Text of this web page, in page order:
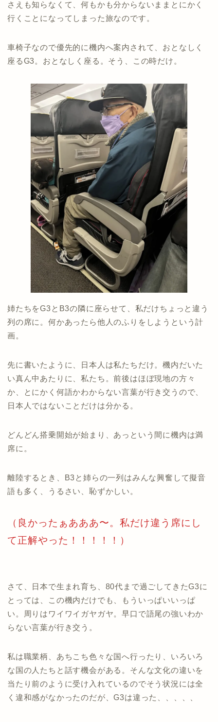
さえも知らなくて、何もかも分からないままとにかく
行くことになってしまった旅なのです。
車椅子なので優先的に機内へ案内されて、おとなしく
座るG3。おとなしく座る。そう、この時だけ。
姉たちをG3とB3の隣に座らせて、私だけちょっと違う
列の席に。何かあったら他人のふりをしようという計
画。
先に書いたように、日本人は私たちだけ。機内だいた
い真ん中あたりに、私たち。前後はほぼ現地の方々
か、とにかく何語かわからない言葉が行き交うので、
日本人ではないことだけは分かる。
どんどん搭乗開始が始まり、あっという間に機内は満
席に。
離陸するとき、B3と姉らの一列はみんな興奮して擬音
語も多く、うるさい、恥ずかしい。
（良かったぁあああ〜。私だけ違う席にし
て正解やった！！！！！）
さて、日本で生まれ育ち、80代まで過ごしてきたG3に
とっては、この機内だけでも、もういっぱいいっぱ
い。周りはワイワイガヤガヤ。早口で語尾の強いわか
らない言葉が行き交う。
私は職業柄、あちこち色々な国へ行ったり、いろいろ
な国の人たちと話す機会がある。そんな文化の違いを
当たり前のように受け入れているのでそう状況には全
く違和感がなかったのだが、G3は違った、、、、、